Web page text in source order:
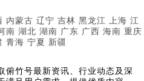
内蒙古 辽宁 吉林 黑龙江 上海 江
南 湖北 湖南 广东 广西 海南 重庆
青海 宁夏 新疆
俯竹号最新资讯、行业动态及深